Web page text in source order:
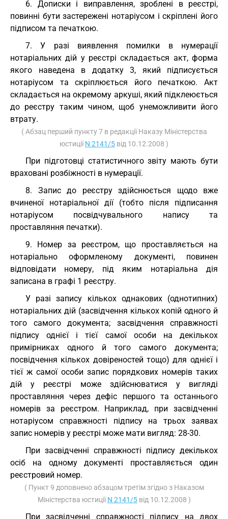
6. Дописки і виправлення, зроблені в реєстрі,
повинні бути застережені нотаріусом і скріплені його
підписом та печаткою.
7. У разі виявлення помилки в нумерації
нотаріальних дій у реєстрі складається акт, форма
якого наведена в додатку 3, який підписується
нотаріусом та скріплюється його печаткою. Акт
складається на окремому аркуші, який підклеюється
до реєстру таким чином, щоб унеможливити його
втрату.
( Абзац перший пункту 7 в редакції Наказу Міністерства
юстиціїN 2141/5 від 10.12.2008 )
При підготовці статистичного звіту мають бути
враховані розбіжності в нумерації.
8. Запис до реєстру здійснюється щодо вже
вчиненої нотаріальної дії (тобто після підписання
нотаріусом посвідчувального напису та
проставляння печатки).
9. Номер за реєстром, що проставляється на
нотаріально оформленому документі, повинен
відповідати номеру, під яким нотаріальна дія
записана в графі 1 реєстру.
У разі запису кількох однакових (однотипних)
нотаріальних дій (засвідчення кількох копій одного й
того самого документа; засвідчення справжності
підпису однієї і тієї самої особи на декількох
примірниках одного й того самого документа;
посвідчення кількох довіреностей тощо) для однієї і
тієї ж самої особи запис порядкових номерів таких
дій у реєстрі може здійснюватися у вигляді
проставляння через дефіс першого та останнього
номерів за реєстром. Наприклад, при засвідченні
нотаріусом справжності підпису на трьох заявах
запис номерів у реєстрі може мати вигляд: 28-30.
При засвідченні справжності підпису декількох
осіб на одному документі проставляється один
реєстровий номер.
( Пункт 9 доповнено абзацом третім згідно з Наказом
Міністерства юстиціїN 2141/5від 10.12.2008 )
При засвідченні справжності підпису на двох